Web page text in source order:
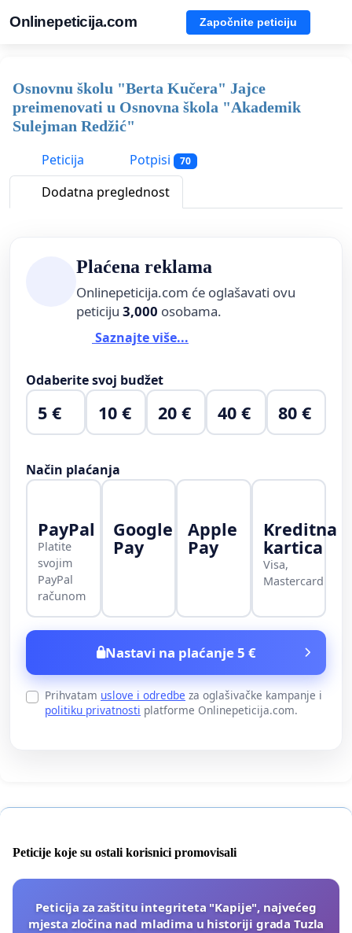
Onlinepeticija.com Započnite peticiju
Osnovnu školu "Berta Kučera" Jajce
preimenovati u Osnovna škola "Akademik
Sulejman Redžić"
Peticija
Potpisi 70
Dodatna preglednost
Plaćena reklama
Onlinepeticija.com će oglašavati ovu
peticiju 3,000 osobama.
Saznajte više...
Odaberite svoj budžet
5 € 10 € 20 € 40 € 80 €
Način plaćanja
PayPal
Platite
svojim
PayPal
računom
Google
Pay
Apple
Pay
Kreditna
kartica
Visa,
Mastercard
Nastavi na plaćanje 5 €
Prihvatam uslove i odredbe za oglašivačke kampanje i
politiku privatnosti platforme Onlinepeticija.com.
Peticije koje su ostali korisnici promovisali
Peticija za zaštitu integriteta "Kapije", najvećeg
mjesta zločina nad mladima u historiji grada Tuzla